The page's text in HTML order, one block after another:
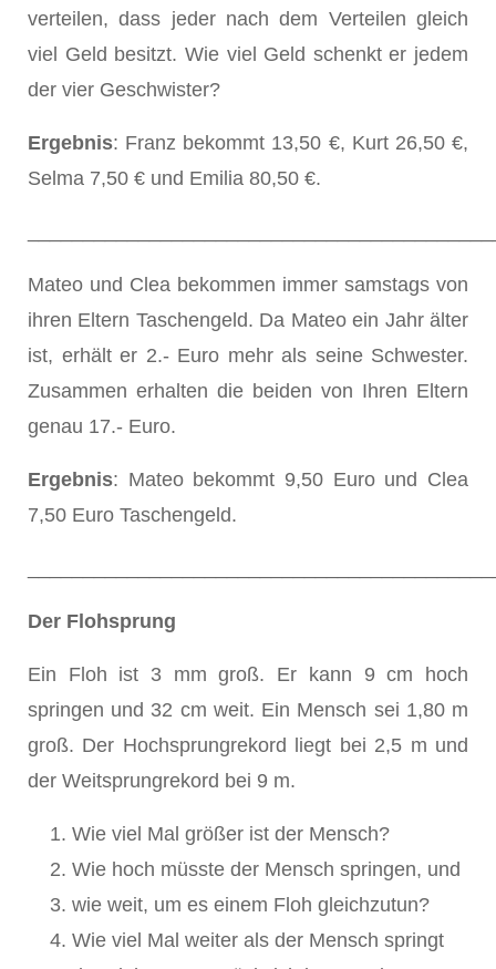
verteilen, dass jeder nach dem Verteilen gleich
viel Geld besitzt. Wie viel Geld schenkt er jedem
der vier Geschwister?
Ergebnis: Franz bekommt 13,50 €, Kurt 26,50 €,
Selma 7,50 € und Emilia 80,50 €.
Mateo und Clea bekommen immer samstags von
ihren Eltern Taschengeld. Da Mateo ein Jahr älter
ist, erhält er 2.- Euro mehr als seine Schwester.
Zusammen erhalten die beiden von Ihren Eltern
genau 17.- Euro.
Ergebnis: Mateo bekommt 9,50 Euro und Clea
7,50 Euro Taschengeld.
Der Flohsprung
Ein Floh ist 3 mm groß. Er kann 9 cm hoch
springen und 32 cm weit. Ein Mensch sei 1,80 m
groß. Der Hochsprungrekord liegt bei 2,5 m und
der Weitsprungrekord bei 9 m.
Wie viel Mal größer ist der Mensch?
Wie hoch müsste der Mensch springen, und
wie weit, um es einem Floh gleichzutun?
Wie viel Mal weiter als der Mensch springt